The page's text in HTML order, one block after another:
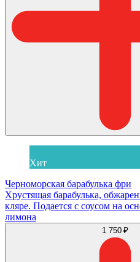
Хит
Черноморская барабулька фри
Хрустящая барабулька,
кляре. Подается с соусом на
лимона
1 750 ₽